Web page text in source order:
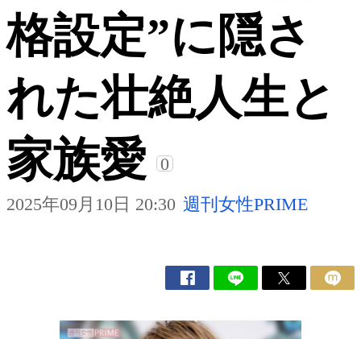
格設定”に隠さ
れた壮絶人生と
家族愛
0
2025年09月10日 20:30 週刊女性PRIME